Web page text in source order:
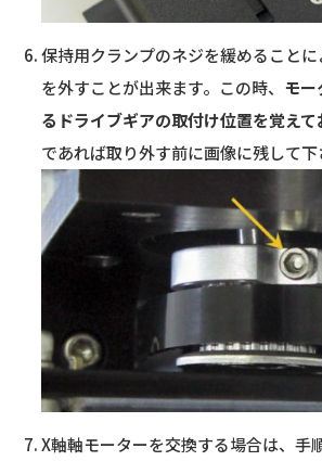
保持用クランプのネジを緩めること
を外すことが出来ます。この時、 モー
るドライブギアの取付け位置を覚え
であれば取り外す前に画像に残して下
X軸軸モーターを交換する場合は、手